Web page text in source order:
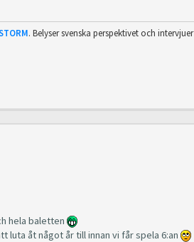
. Belyser svenska perspektivet och intervjuer
hela baletten
luta åt något år till innan vi får spela 6:an